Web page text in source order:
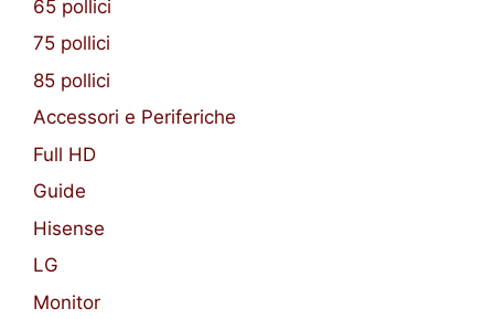
65 pollici
75 pollici
85 pollici
Accessori e Periferiche
Full HD
Guide
Hisense
LG
Monitor